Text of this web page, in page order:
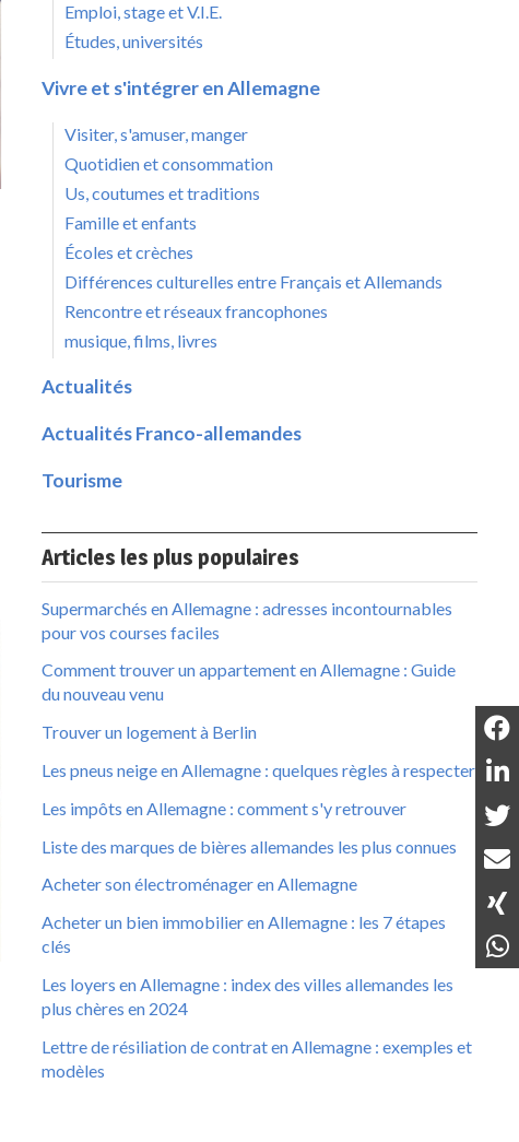
Emploi, stage et V.I.E.
Études, universités
Vivre et s'intégrer en Allemagne
Visiter, s'amuser, manger
Quotidien et consommation
Us, coutumes et traditions
Famille et enfants
Écoles et crèches
Différences culturelles entre Français et Allemands
Rencontre et réseaux francophones
musique, films, livres
Actualités
Actualités Franco-allemandes
Tourisme
Articles les plus populaires
Supermarchés en Allemagne : adresses incontournables
pour vos courses faciles
Comment trouver un appartement en Allemagne : Guide
du nouveau venu
Trouver un logement à Berlin
Les pneus neige en Allemagne : quelques règles à respecter
Les impôts en Allemagne : comment s'y retrouver
Liste des marques de bières allemandes les plus connues
Acheter son électroménager en Allemagne
Acheter un bien immobilier en Allemagne : les 7 étapes
clés
Les loyers en Allemagne : index des villes allemandes les
plus chères en 2024
Lettre de résiliation de contrat en Allemagne : exemples et
modèles